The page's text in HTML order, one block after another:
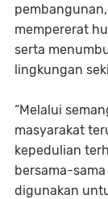
mempererat
serta
lingkungan
“Melalui
masyarakat
kepedulian
bersama-
digunakan